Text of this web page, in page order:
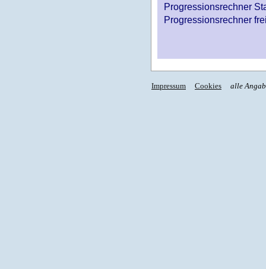
Progressionsrechner
Progressionsrechner
Impressum Cookies alle